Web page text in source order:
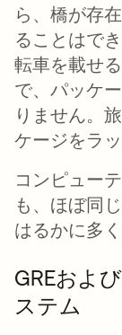
ら、橋が存
ることはで
転車を載せ
で、パッケ
りません。
ケージをラ
コンピュー
も、ほぼ同
はるかに多
GREおよ
ステム